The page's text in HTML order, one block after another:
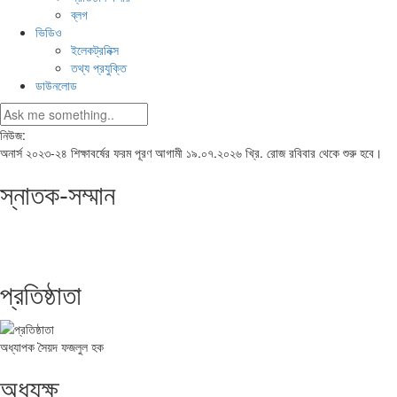
ব্লগ
ভিডিও
ইলেকট্রনিক্স
তথ্য প্রযুক্তি
ডাউনলোড
নিউজ:
অনার্স ২০২৩-২৪ শিক্ষাবর্ষের ফরম পূরণ আগামী ১৯.০৭.২০২৬ খ্রি. রোজ রবিবার থেকে শুরু হবে।
স্নাতক-সম্মান
প্রতিষ্ঠাতা
অধ্যাপক সৈয়দ ফজলুল হক
অধ্যক্ষ